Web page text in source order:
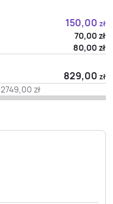
150,00 zł
70,00zł
80,00zł
829,00 zł
2749,00 zł